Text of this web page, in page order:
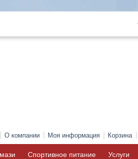
О компании Моя информация Корзина
Спортивное питание Услуги